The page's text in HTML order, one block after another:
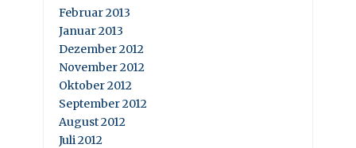
Februar 2013
Januar 2013
Dezember 2012
November 2012
Oktober 2012
September 2012
August 2012
Juli 2012